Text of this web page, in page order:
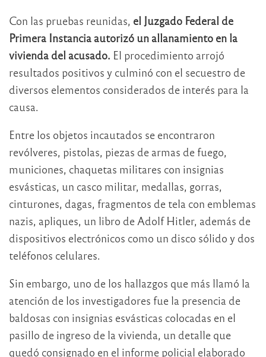
Con las pruebas reunidas, el Juzgado Federal de
Primera Instancia autorizó un allanamiento en la
vivienda del acusado. El procedimiento arrojó
resultados positivos y culminó con el secuestro de
diversos elementos considerados de interés para la
causa.
Entre los objetos incautados se encontraron
revólveres, pistolas, piezas de armas de fuego,
municiones, chaquetas militares con insignias
esvásticas, un casco militar, medallas, gorras,
cinturones, dagas, fragmentos de tela con emblemas
nazis, apliques, un libro de Adolf Hitler, además de
dispositivos electrónicos como un disco sólido y dos
teléfonos celulares.
Sin embargo, uno de los hallazgos que más llamó la
atención de los investigadores fue la presencia de
baldosas con insignias esvásticas colocadas en el
pasillo de ingreso de la vivienda, un detalle que
quedó consignado en el informe policial elaborado